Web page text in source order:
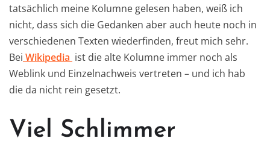
tatsächlich meine Kolumne gelesen haben, weiß ich
nicht, dass sich die Gedanken aber auch heute noch in
verschiedenen Texten wiederfinden, freut mich sehr.
Bei Wikipedia ist die alte Kolumne immer noch als
Weblink und Einzelnachweis vertreten – und ich hab
die da nicht rein gesetzt.
Viel Schlimmer